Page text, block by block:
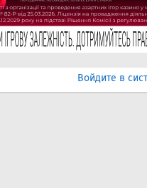
Войдите в